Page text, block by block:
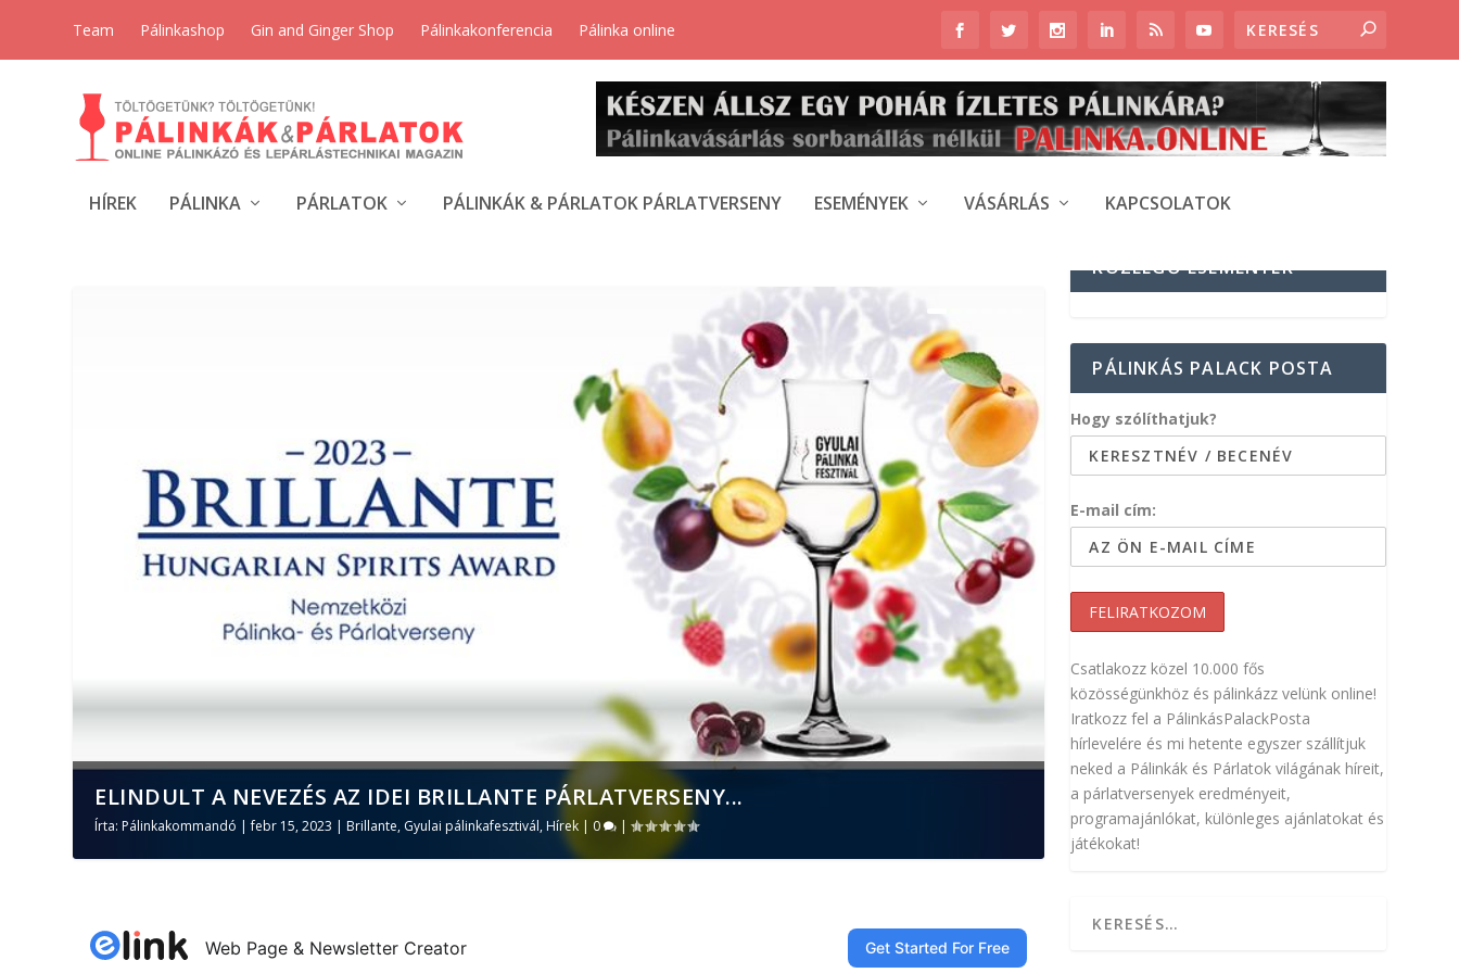
Team Pálinkashop Gin and Ginger Shop Pálinkakonferencia Pálinka online
HÍREK PÁLINKA PÁRLATOK PÁLINKÁK & PÁRLATOK PÁRLATVERSENY ESEMÉNYEK VÁSÁRLÁS KAPCSOLATOK
ELINDULT A NEVEZÉS AZ IDEI BRILLANTE PÁRLATVERSENY...
Írta: Pálinkakommandó |febr 15, 2023 | Brillante, Gyulai pálinkafesztivál, Hírek | 0 |
KÖZELGŐ ESEMÉNYEK
PÁLINKÁS PALACK POSTA
Hogy szólíthatjuk?
E-mail cím:
Csatlakozz közel 10.000 fős
közösségünkhöz és pálinkázz velünk online!
Iratkozz fel a PálinkásPalackPosta
hírlevelére és mi hetente egyszer szállítjuk
neked a Pálinkák és Párlatok világának híreit,
a párlatversenyek eredményeit,
programajánlókat, különleges ajánlatokat és
játékokat!